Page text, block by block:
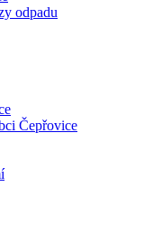
odpadu
Čepřovice